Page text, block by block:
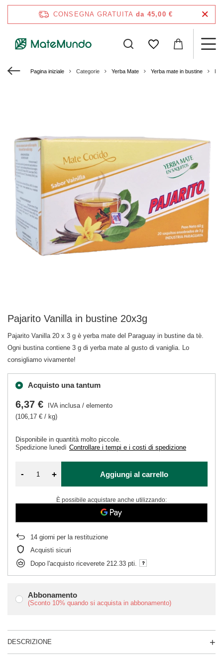
CONSEGNA GRATUITA da 45,00 €
Pagina iniziale Categorie Yerba Mate Yerba mate in bustine
Pajarito Vanilla in bustine 20x3g
Pajarito Vanilla 20 x 3 g è yerba mate del Paraguay in bustine da tè.
Ogni bustina contiene 3 g di yerba mate al gusto di vaniglia. Lo
consigliamo vivamente!
Acquisto una tantum
Abbonamento
(Sconto 10% quando si acquista in abbonamento)
Disponibile in quantità molto piccole
Spedizione lunedì Controllare i tempi e i costi di spedizione
6,37 € IVA inclusa/ elemento
(106,17 € / kg)
- + Aggiungi al carrello
È possibile acquistare anche utilizzando:
14 giorni per la restituzione
Acquisti sicuri
Dopo l'acquisto riceverete 212.33 pti.
DESCRIZIONE